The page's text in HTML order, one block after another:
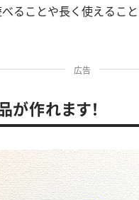
ることや長く使えるこ
広告
が作れます！